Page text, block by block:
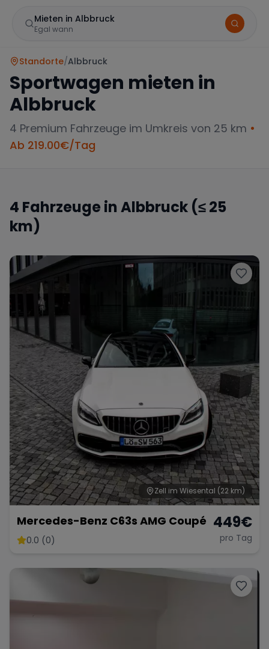
Mieten in Albbruck
Egal wann
Porsche Lamborghini
McLaren Ford
Tesla Chevrolet Dodge
Bentley Rolls Royce Aston Martin
Bugatti Lotus Maserati
Wann
Standorte/Albbruck
Sportwagen mieten in
Albbruck
4 Premium Fahrzeuge im Umkreis von 25 km •
Ab 219.00€/Tag
4 Fahrzeuge in Albbruck (≤ 25
km)
Zell im Wiesental (22 km)
Mercedes-Benz C63s AMG Coupé
0.0 (0)
449€
pro Tag